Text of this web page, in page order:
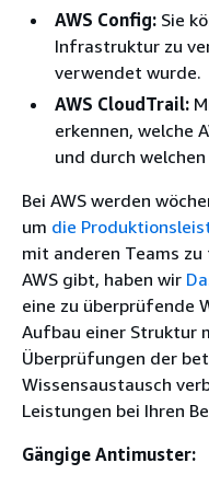
AWS Config: Sie
Infrastruktur zu
verwendet wurde.
AWS CloudTrail:
erkennen, welche
und durch
Bei AWS werden
um die
mit anderen Teams zu
AWS gibt, haben wir
eine zu überprüfende
Aufbau einer Struktur
Überprüfungen der
Wissensaustausch
Leistungen bei Ihren
Gängige Antimuster: